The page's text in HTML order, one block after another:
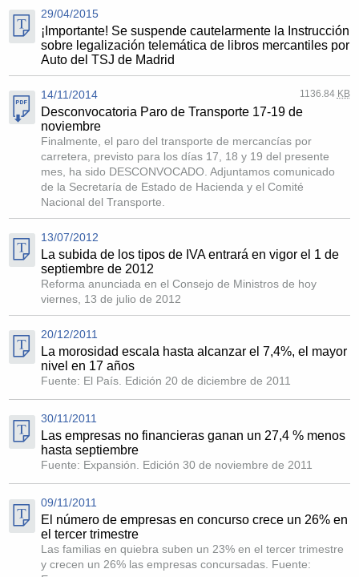
29/04/2015
¡Importante! Se suspende cautelarmente la Instrucción
sobre legalización telemática de libros mercantiles por
Auto del TSJ de Madrid
14/11/2014 1136.84 KB
Desconvocatoria Paro de Transporte 17-19 de
noviembre
Finalmente, el paro del transporte de mercancías por
carretera, previsto para los días 17, 18 y 19 del presente
mes, ha sido DESCONVOCADO. Adjuntamos comunicado
de la Secretaría de Estado de Hacienda y el Comité
Nacional del Transporte.
13/07/2012
La subida de los tipos de IVA entrará en vigor el 1 de
septiembre de 2012
Reforma anunciada en el Consejo de Ministros de hoy
viernes, 13 de julio de 2012
20/12/2011
La morosidad escala hasta alcanzar el 7,4%, el mayor
nivel en 17 años
Fuente: El País. Edición 20 de diciembre de 2011
30/11/2011
Las empresas no financieras ganan un 27,4 % menos
hasta septiembre
Fuente: Expansión. Edición 30 de noviembre de 2011
09/11/2011
El número de empresas en concurso crece un 26% en
el tercer trimestre
Las familias en quiebra suben un 23% en el tercer trimestre
y crecen un 26% las empresas concursadas. Fuente: